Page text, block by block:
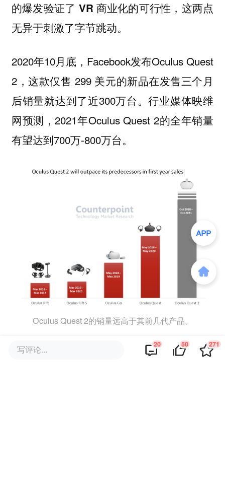
的爆发验证了 VR 商业化的可行性，这两点
无异于刺激了字节跳动。
2020年10月底，Facebook发布Oculus Quest
2，这款仅售 299 美元的新品在发售三个月
后销量就达到了近300万台。行业媒体映维
网预测，2021年Oculus Quest 2的全年销量
有望达到700万-800万台。
Oculus Quest 2的销量远高于其前几代产品。
“Quest 2的表现都超出了我们的预期，用户
写评论... 20 50 271